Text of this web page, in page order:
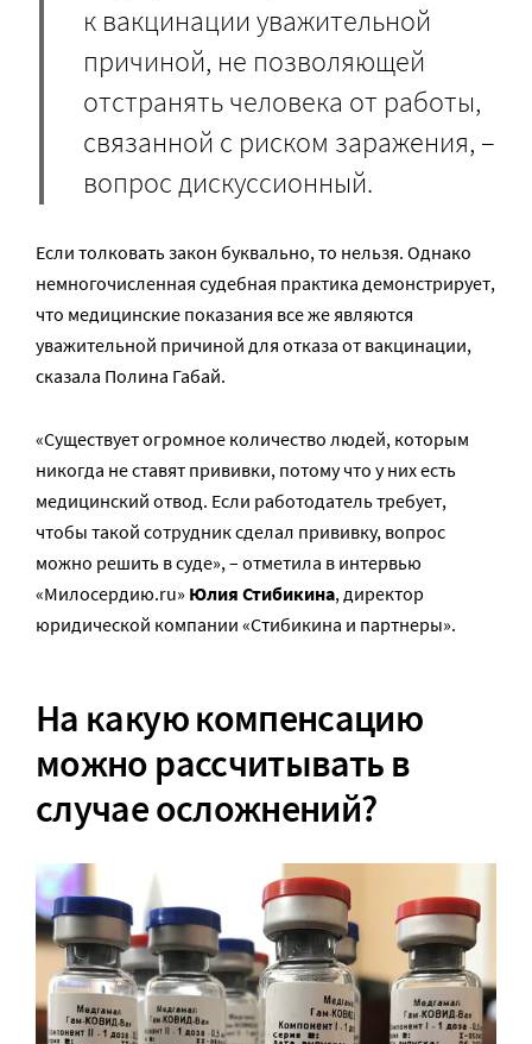
к вакцинации уважительной
причиной, не позволяющей
отстранять человека от работы,
связанной с риском заражения, –
вопрос дискуссионный.
Если толковать закон буквально, то нельзя. Однако
немногочисленная судебная практика демонстрирует,
что медицинские показания все же являются
уважительной причиной для отказа от вакцинации,
сказала Полина Габай.
«Существует огромное количество людей, которым
никогда не ставят прививки, потому что у них есть
медицинский отвод. Если работодатель требует,
чтобы такой сотрудник сделал прививку, вопрос
можно решить в суде», – отметила в интервью
«Милосердию.ru» Юлия Стибикина, директор
юридической компании «Стибикина и партнеры».
На какую компенсацию
можно рассчитывать в
случае осложнений?